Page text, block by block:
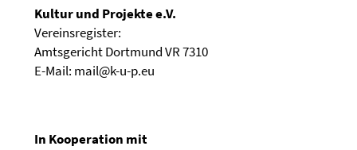
Kultur und Projekte e.V.
Vereinsregister:
Amtsgericht Dortmund VR 7310
E-Mail: mail@k-u-p.eu
In Kooperation mit